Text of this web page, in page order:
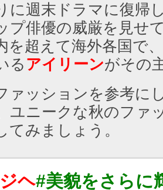
に週末ドラマに復帰
プ俳優の威厳を見せ
を超えて海外各国で
る アイリーンがその
ァッションを参考に
ユニークな秋のファ
てみましょう。
ヘ#美貌をさらに